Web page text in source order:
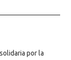
por la